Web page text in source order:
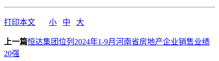
打印本文 小 中 大
上一篇恒达集团位列2024年1-9月河南省房地产企业销售业绩
20强